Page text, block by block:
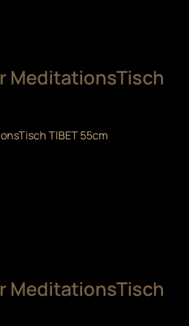
MeditationsTisch
TIBET 55cm
MeditationsTisch